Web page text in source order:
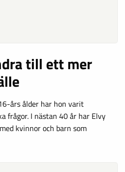
till ett mer
års ålder har hon varit
frågor. I nästan 40 år har Elvy
kvinnor och barn som